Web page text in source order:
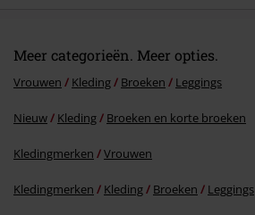
Meer categorieën. Meer opties.
Vrouwen Kleding Broeken Leggings
Nieuw Kleding Broeken en korte broeken
Kledingmerken Vrouwen
Kledingmerken Kleding Broeken Leggings